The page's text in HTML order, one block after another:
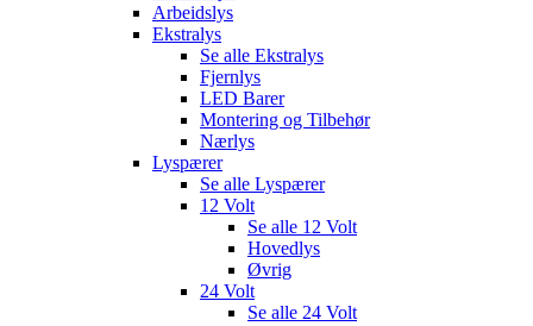
Arbeidslys
Ekstralys
Se alle Ekstralys
Fjernlys
LED Barer
Montering og Tilbehør
Nærlys
Lyspærer
Se alle Lyspærer
12 Volt
Se alle 12 Volt
Hovedlys
Øvrig
24 Volt
Se alle 24 Volt